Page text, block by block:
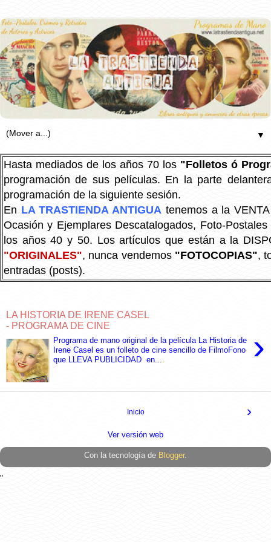
▼
Hasta mediados de los años 70 los "Folletos ó
programación de sus películas. En la parte
programación de la siguiente sesión.
En LA TRASTIENDA ANTIGUA tenemos a la
Ocasión y Ejemplares Descatalogados, Foto-
los años 40 y 50. Los artículos que están a la
"ORIGINALES", nunca vendemos "FOTOCOPIAS",
entradas (posts).
LA HISTORIA DE IRENE CASEL
- PROGRAMA DE CINE
›
Programa de mano original de la película La Historia de
Irene Casel es un folleto de cine sencillo de FilmoFono
que LLEVA PUBLICIDAD en...
›
Inicio
Ver versión web
Con la tecnología de Blogger.
"